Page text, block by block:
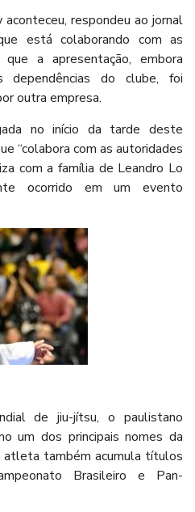
respondeu ao jornal
está colaborando com as
a apresentação, embora
dependências do clube, foi
outra empresa.
no início da tarde deste
“colabora com as autoridades
com a família de Leandro Lo
ocorrido em um evento
de jiu-jítsu, o paulistano
um dos principais nomes da
atleta também acumula títulos
Brasileiro e Pan-